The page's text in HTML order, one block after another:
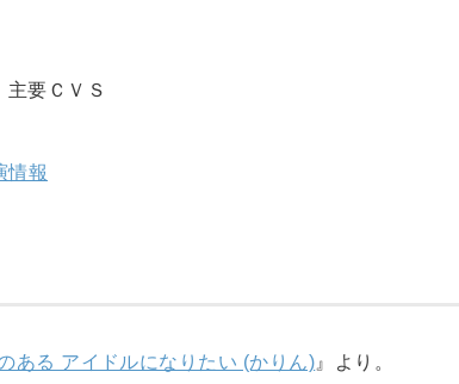
要ＣＶＳ
情報
ある アイドルになりたい (かりん) 』より。